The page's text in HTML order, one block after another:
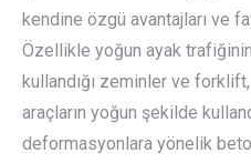
kendine özgü avantajları ve
Özellikle yoğun ayak
kullandığı zeminler ve
araçların yoğun şekilde
deformasyonlara yönelik